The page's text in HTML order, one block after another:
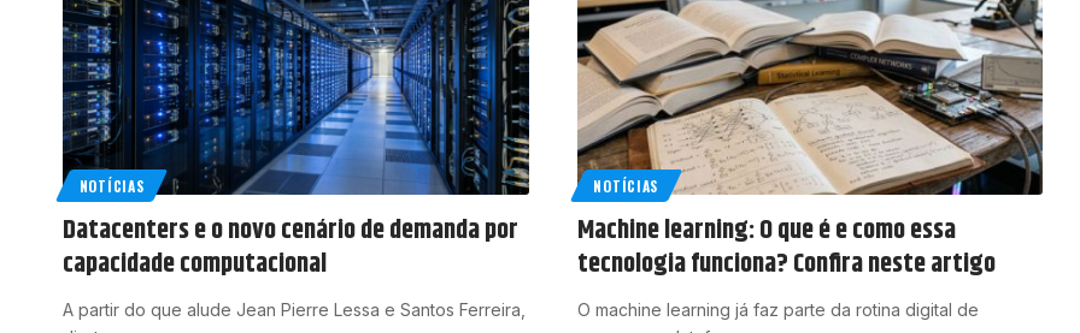
NOTÍCIAS
Datacenters e o novo cenário de demanda por
capacidade computacional
A partir do que alude Jean Pierre Lessa e Santos Ferreira,
NOTÍCIAS
Machine learning: O que é e como essa
tecnologia funciona? Confira neste artigo
O machine learning já faz parte da rotina digital de